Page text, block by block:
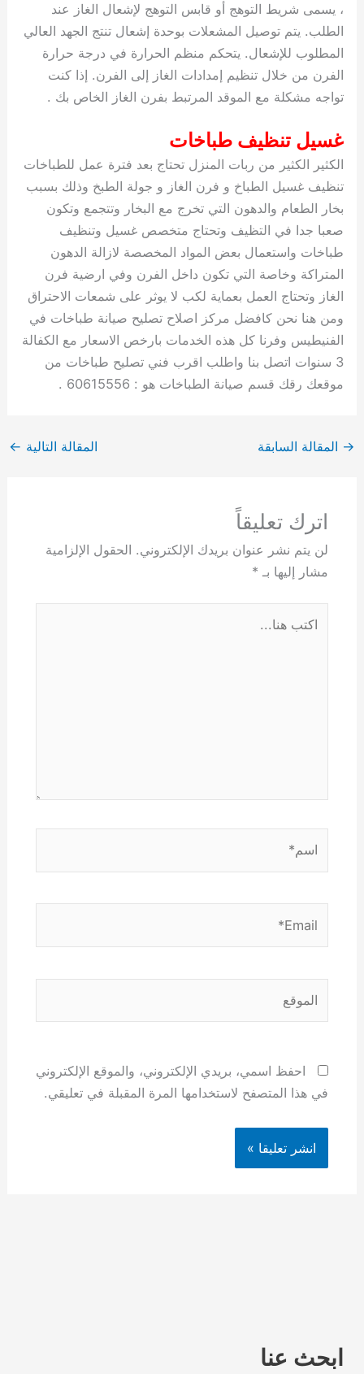
، يسمى شريط التوهج أو قابس التوهج لإشعال الغاز عند
الطلب. يتم توصيل المشعلات بوحدة إشعال تنتج الجهد العالي
المطلوب للإشعال. يتحكم منظم الحرارة في درجة حرارة
الفرن من خلال تنظيم إمدادات الغاز إلى الفرن. إذا كنت
تواجه مشكلة مع الموقد المرتبط بفرن الغاز الخاص بك .
غسيل تنظيف طباخات
الكثير الكثير من ربات المنزل تحتاج بعد فترة عمل للطباخات
تنظيف غسيل الطباخ و فرن الغاز و جولة الطبخ وذلك بسبب
بخار الطعام والدهون التي تخرج مع البخار وتتجمع وتكون
صعبا جدا في التظيف وتحتاج متخصص غسيل وتنظيف
طباخات واستعمال بعض المواد المخصصة لازالة الدهون
المتراكة وخاصة التي تكون داخل الفرن وفي ارضية فرن
الغاز وتحتاج العمل بعماية لكب لا يوثر على شمعات الاحتراق
ومن هنا نحن كافضل مركز اصلاح تصليح صيانة طباخات في
الفنيطيس وفرنا كل هذه الخدمات بارخص الاسعار مع الكفالة
3 سنوات اتصل بنا واطلب اقرب فني تصليح طباخات من
موقعك رقك قسم صيانة الطباخات هو : 60615556 .
→ المقالة السابقة المقالة التالية ←
اترك تعليقاً
لن يتم نشر عنوان بريدك الإلكتروني. الحقول الإلزامية
مشار إليها بـ *
هنا...
احفظ اسمي، بريدي الإلكتروني، والموقع الإلكتروني
في هذا المتصفح لاستخدامها المرة المقبلة في تعليقي.
ابحث عنا